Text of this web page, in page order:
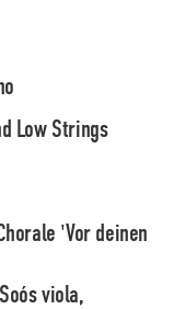
Low Strings
'Vor deinen
viola,